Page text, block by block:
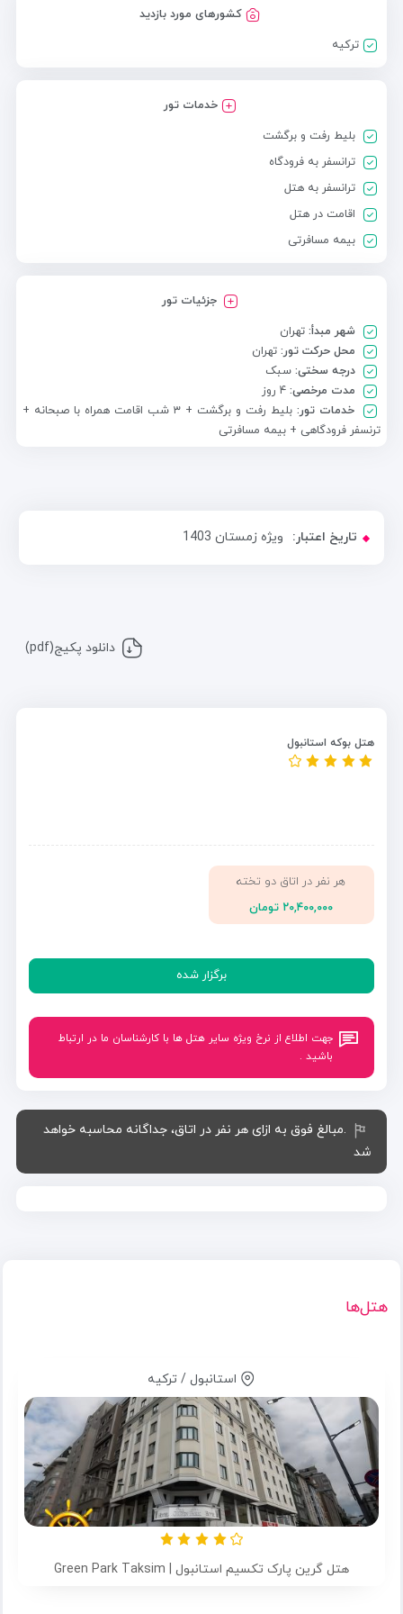
کشورهای مورد بازدید
ترکیه
خدمات تور
بلیط رفت و برگشت
ترانسفر به فرودگاه
ترانسفر به هتل
اقامت در هتل
بیمه مسافرتی
جزئیات تور
شهر مبدأ: تهران
محل حرکت تور: تهران
درجه سختی: سبک
مدت مرخصی: ۴ روز
خدمات تور:
بلیط رفت و برگشت + ۳ شب اقامت همراه با صبحانه +
ترنسفر فرودگاهی + بیمه مسافرتی
تاریخ اعتبار: ویژه زمستان 1403
دانلود پکیج(pdf)
هتل بوکه استانبول
هر نفر در اتاق دو تخته
۲۰,۴۰۰,۰۰۰ تومان
برگزار شده
جهت اطلاع از نرخ ویژه سایر هتل ها با کارشناسان ما در ارتباط
باشید .
.مبالغ فوق به ازای هر نفر در اتاق، جداگانه محاسبه خواهد
شد
هتل‌ها
استانبول / ترکیه
هتل گرین پارک تکسیم استانبول | Green Park Taksim